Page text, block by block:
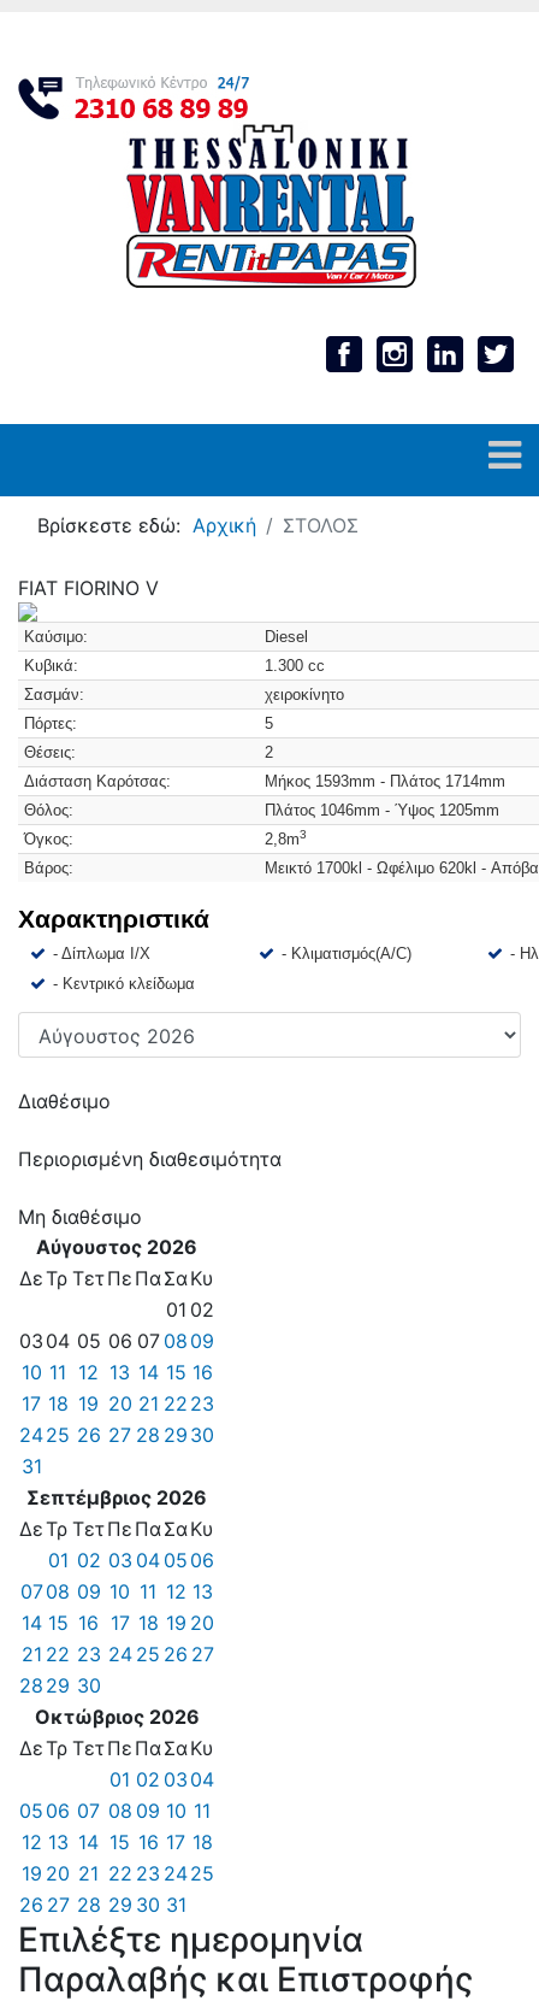
Βρίσκεστε εδώ: Αρχική ΣΤΟΛΟΣ
FIAT FIORINO V
Καύσιμο:
Diesel
Κυβικά:
1.300 cc
Σασμάν:
χειροκίνητο
Πόρτες:
5
Θέσεις:
2
Διάσταση Καρότσας:
Μήκος 1593mm - Πλάτος 1714mm
Θόλος:
Πλάτος 1046mm - Ύψος 1205mm
Όγκος:
2,8m3
Βάρος: Μεικτό 1700kl - Ωφέλιμο 620kl -
Χαρακτηριστικά
- Δίπλωμα Ι/Χ - Κλιματισμός(A/C)
-
- Κεντρικό κλείδωμα
Διαθέσιμο
Περιορισμένη διαθεσιμότητα
Μη διαθέσιμο
Αύγουστος 2026
ΔεΤρ ΤετΠε ΠαΣαΚυ
01 02
03 04 05 06 07 08 09
10 11 12 13 14 15 16
17 18 19 20 21 22 23
2425 26 27 28 29 30
31
Σεπτέμβριος 2026
ΔεΤρ ΤετΠε ΠαΣαΚυ
01 02 03 04 05 06
0708 09 10 11 12 13
14 15 16 17 18 19 20
21 22 23 24 25 26 27
28 29 30
Οκτώβριος 2026
ΔεΤρ ΤετΠε ΠαΣαΚυ
01 02 03 04
05 06 07 08 09 10 11
12 13 14 15 16 17 18
19 20 21 22 23 2425
26 27 28 29 30 31
Επιλέξτε ημερομηνία
Παραλαβής και Επιστροφής